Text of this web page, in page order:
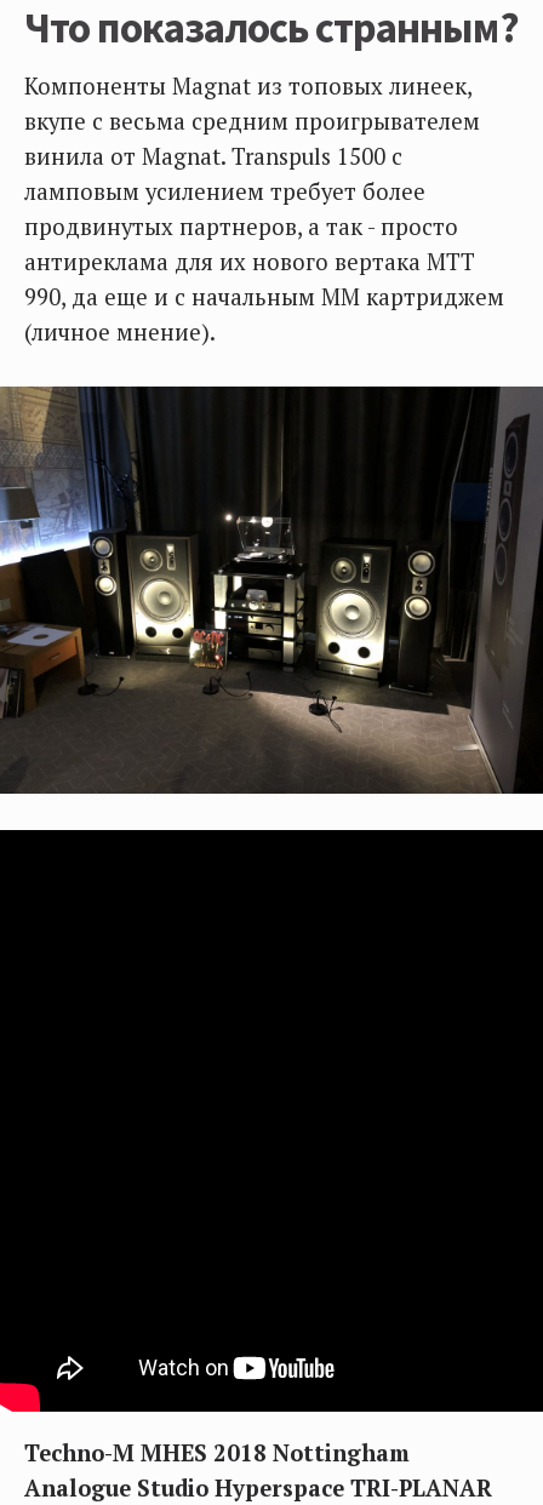
Что показалось странным?
Компоненты Magnat из топовых линеек,
вкупе с весьма средним проигрывателем
винила от Magnat. Transpuls 1500 c
ламповым усилением требует более
продвинутых партнеров, а так - просто
антиреклама для их нового вертака MTT
990, да еще и с начальным ММ картриджем
(личное мнение).
Techno-M MHES 2018 Nottingham
Analogue Studio Hyperspace TRI-PLANAR